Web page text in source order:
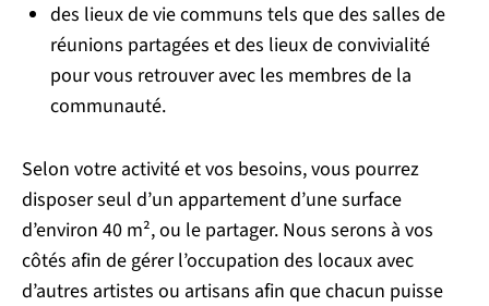
des lieux de vie communs tels que des salles de
réunions partagées et des lieux de convivialité
pour vous retrouver avec les membres de la
communauté.
Selon votre activité et vos besoins, vous pourrez
disposer seul d’un appartement d’une surface
d’environ 40 m², ou le partager. Nous serons à vos
côtés afin de gérer l’occupation des locaux avec
d’autres artistes ou artisans afin que chacun puisse